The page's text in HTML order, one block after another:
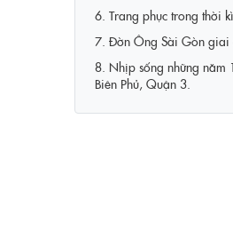
6. Trang phục trong thời
7. Đờn Ông Sài Gòn giai
8. Nhịp sống những năm
Biên Phủ, Quận 3.